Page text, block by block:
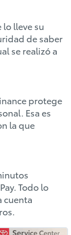
lleve su
de saber
se realizó a
protege
Esa es
la que
Todo lo
cuenta